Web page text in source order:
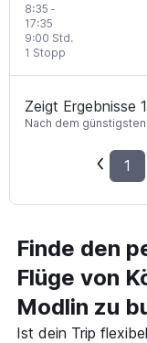
8:35 -
17:35
1 Stopp
9:00 Std.
Zeigt Ergebnisse
Nach dem
1
Finde den
Flüge von
Modlin zu
Ist dein Trip